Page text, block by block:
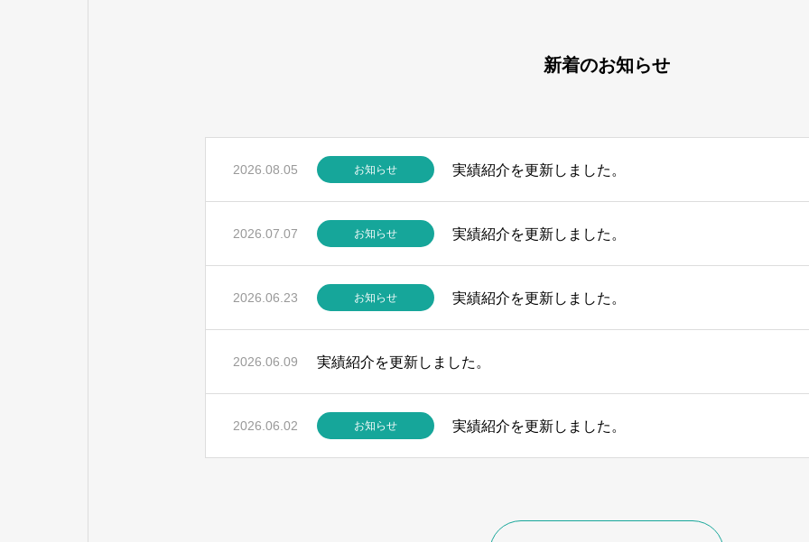
新着のお知らせ
2026.08.05 お知らせ 実績紹介を更新しました。
2026.07.07 お知らせ 実績紹介を更新しました。
2026.06.23 お知らせ 実績紹介を更新しました。
2026.06.09 実績紹介を更新しました。
2026.06.02 お知らせ 実績紹介を更新しました。